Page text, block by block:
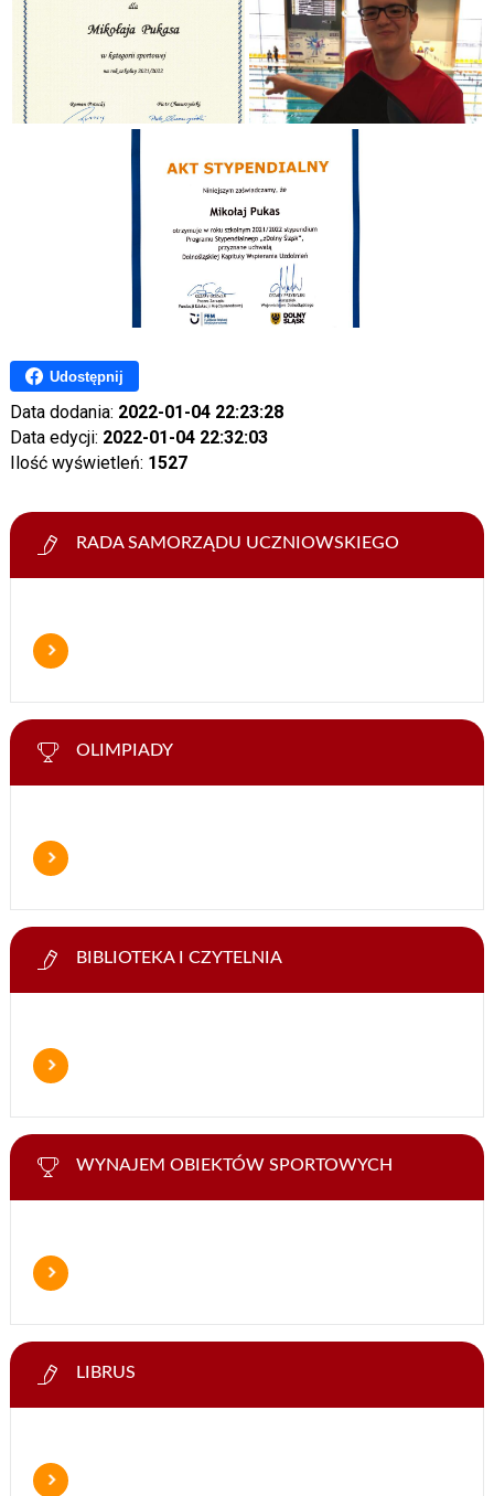
Udostępnij
Data dodania: 2022-01-04 22:23:28
Data edycji: 2022-01-04 22:32:03
Ilość wyświetleń: 1527
RADA SAMORZĄDU UCZNIOWSKIEGO
OLIMPIADY
BIBLIOTEKA I CZYTELNIA
WYNAJEM OBIEKTÓW SPORTOWYCH
LIBRUS